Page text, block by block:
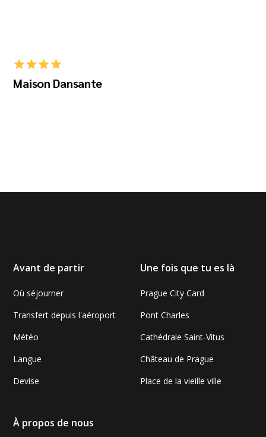
Maison Dansante
Avant de partir
Où séjourner
Transfert depuis l'aéroport
Météo
Langue
Devise
Une fois que tu es là
Prague City Card
Pont Charles
Cathédrale Saint-Vitus
Château de Prague
Place de la vieille ville
À propos de nous